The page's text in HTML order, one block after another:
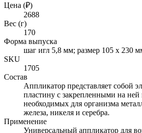
Цена (₽)
2688
Вес (г)
170
Форма выпуска
шаг игл 5,8 мм; размер 105 х 230
SKU
1705
Состав
Аппликатор представляет собой
пластину c закрепленными на ней
необходимых для организма
железа, никеля и серебра.
Применение
Универсальный аппликатор для